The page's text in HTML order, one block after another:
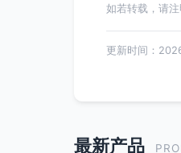
如若转载，请
更新时间：
最新产品